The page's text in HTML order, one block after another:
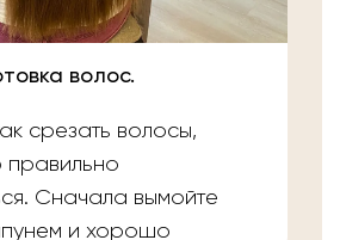
волос.
срезать волосы,
Сначала вымойте
и хорошо